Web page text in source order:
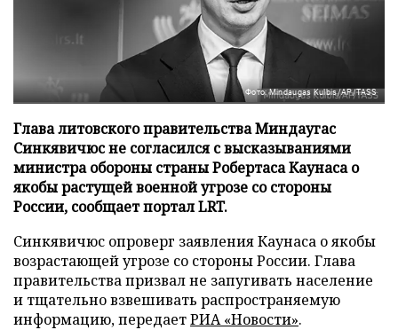
Фото: Mindaugas Kulbis/AP/TASS
Глава литовского правительства Миндаугас
Синкявичюс не согласился с высказываниями
министра обороны страны Робертаса Каунаса о
якобы растущей военной угрозе со стороны
России, сообщает портал LRT.
Синкявичюс опроверг заявления Каунаса о якобы
возрастающей угрозе со стороны России. Глава
правительства призвал не запугивать население
и тщательно взвешивать распространяемую
информацию, передаетРИА «Новости».